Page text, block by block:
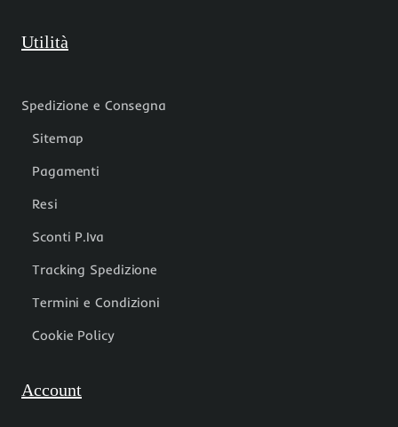
Utilità
Spedizione e Consegna
Sitemap
Pagamenti
Resi
Sconti P.Iva
Tracking Spedizione
Termini e Condizioni
Cookie Policy
Account